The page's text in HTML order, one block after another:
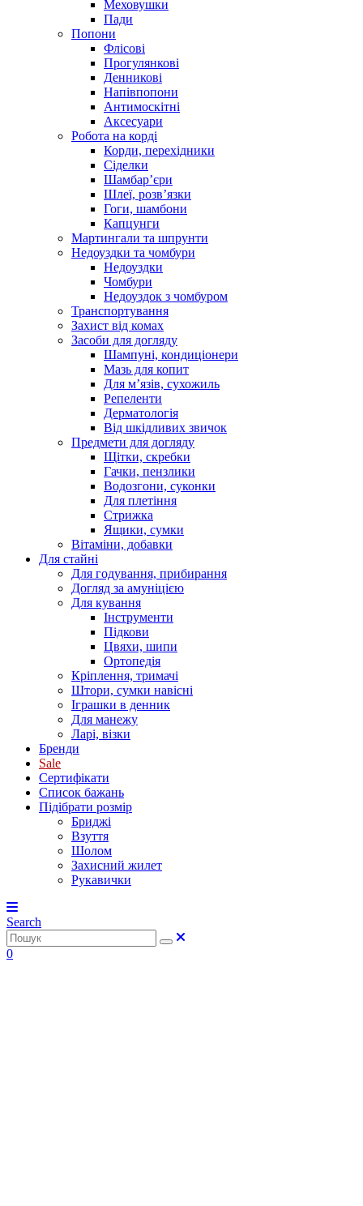
Меховушки
Пади
Попони
Флісові
Прогулянкові
Денникові
Напівпопони
Антимоскітні
Аксесуари
Робота на корді
Корди, перехідники
Сіделки
Шамбар’єри
Шлеї, розв’язки
Гоги, шамбони
Капцунги
Мартингали та шпрунти
Недоуздки та чомбури
Недоуздки
Чомбури
Недоуздок з чомбуром
Транспортування
Захист від комах
Засоби для догляду
Шампуні, кондиціонери
Мазь для копит
Для м’язів, сухожиль
Репеленти
Дерматологія
Від шкідливих звичок
Предмети для догляду
Щітки, скребки
Гачки, пензлики
Водозгони, суконки
Для плетіння
Стрижка
Ящики, сумки
Вітаміни, добавки
Для стайні
Для годування, прибирання
Догляд за амуніцією
Для кування
Інструменти
Підкови
Цвяхи, шипи
Ортопедія
Кріплення, тримачі
Штори, сумки навісні
Іграшки в денник
Для манежу
Ларі, візки
Бренди
Sale
Сертифікати
Список бажань
Підібрати розмір
Бриджі
Взуття
Шолом
Захисний жилет
Рукавички
Search
0